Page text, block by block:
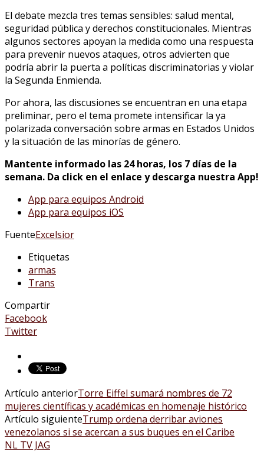
El debate mezcla tres temas sensibles: salud mental,
seguridad pública y derechos constitucionales. Mientras
algunos sectores apoyan la medida como una respuesta
para prevenir nuevos ataques, otros advierten que
podría abrir la puerta a políticas discriminatorias y violar
la Segunda Enmienda.
Por ahora, las discusiones se encuentran en una etapa
preliminar, pero el tema promete intensificar la ya
polarizada conversación sobre armas en Estados Unidos
y la situación de las minorías de género.
Mantente informado las 24 horas, los 7 días de la
semana. Da click en el enlace y descarga nuestra App!
App para equipos Android
App para equipos iOS
FuenteExcelsior
Etiquetas
armas
Trans
Compartir
Facebook
Twitter
Artículo anteriorTorre Eiffel sumará nombres de 72
mujeres científicas y académicas en homenaje histórico
Artículo siguienteTrump ordena derribar aviones
venezolanos si se acercan a sus buques en el Caribe
NL TV JAG